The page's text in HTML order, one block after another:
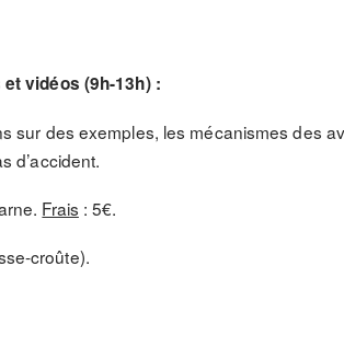
vidéos (9h-13h) :
sur des exemples, les mécanismes des
d’accident.
Frais : 5€.
croûte).